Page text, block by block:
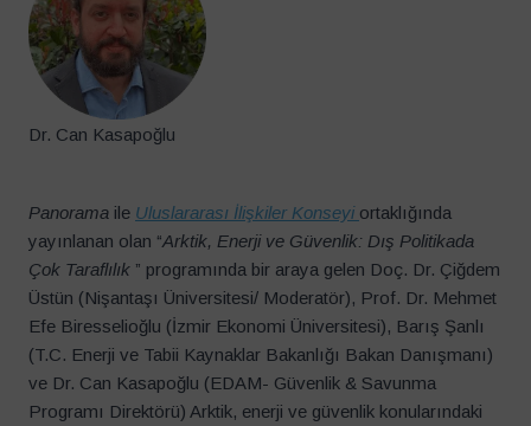
Dr. Can Kasapoğlu
Panorama ile Uluslararası İlişkiler Konseyi ortaklığında
yayınlanan olan “Arktik, Enerji ve Güvenlik: Dış Politikada
Çok Taraflılık ” programında bir araya gelen Doç. Dr. Çiğdem
Üstün (Nişantaşı Üniversitesi/ Moderatör), Prof. Dr. Mehmet
Efe Biresselioğlu (İzmir Ekonomi Üniversitesi), Barış Şanlı
(T.C. Enerji ve Tabii Kaynaklar Bakanlığı Bakan Danışmanı)
ve Dr. Can Kasapoğlu (EDAM- Güvenlik & Savunma
Programı Direktörü) Arktik, enerji ve güvenlik konularındaki